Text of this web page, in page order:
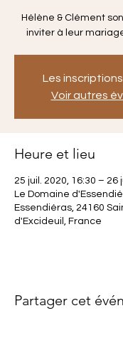
Hélène & Clément
inviter à leur
Les
Voir autres
Heure et lieu
25 juil. 2020, 16:30 – 26
Le Domaine
Essendiéras, 24160
d'Excideuil, France
Partager cet